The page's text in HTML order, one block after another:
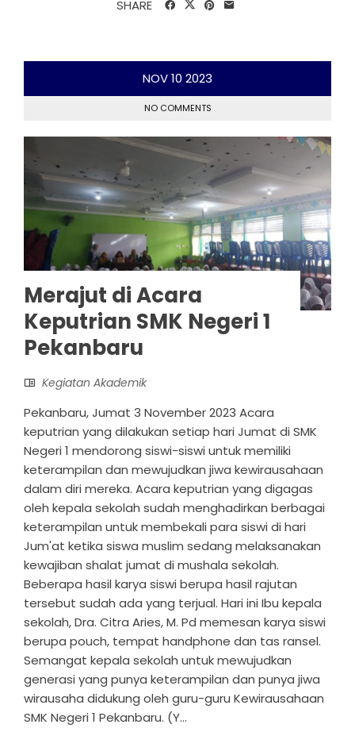
SHARE
NOV10 2023
NO COMMENTS
Merajut di Acara
Keputrian SMK Negeri 1
Pekanbaru
Kegiatan Akademik
Pekanbaru, Jumat 3 November 2023 Acara
keputrian yang dilakukan setiap hari Jumat di SMK
Negeri 1 mendorong siswi-siswi untuk memiliki
keterampilan dan mewujudkan jiwa kewirausahaan
dalam diri mereka. Acara keputrian yang digagas
oleh kepala sekolah sudah menghadirkan berbagai
keterampilan untuk membekali para siswi di hari
Jum'at ketika siswa muslim sedang melaksanakan
kewajiban shalat jumat di mushala sekolah.
Beberapa hasil karya siswi berupa hasil rajutan
tersebut sudah ada yang terjual. Hari ini Ibu kepala
sekolah, Dra. Citra Aries, M. Pd memesan karya siswi
berupa pouch, tempat handphone dan tas ransel.
Semangat kepala sekolah untuk mewujudkan
generasi yang punya keterampilan dan punya jiwa
wirausaha didukung oleh guru-guru Kewirausahaan
SMK Negeri 1 Pekanbaru. (Y...